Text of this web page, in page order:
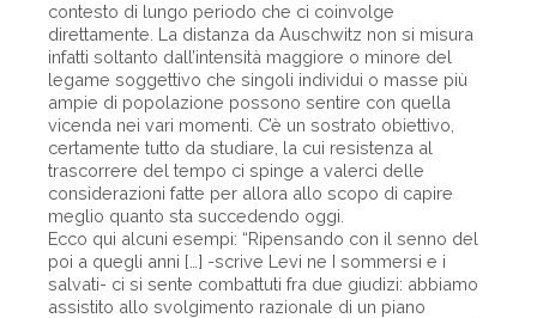
contesto di lungo periodo che ci coinvolge
direttamente. La distanza da Auschwitz non si misura
infatti soltanto dall’intensità maggiore o minore del
legame soggettivo che singoli individui o masse più
ampie di popolazione possono sentire con quella
vicenda nei vari momenti. C’è un sostrato obiettivo,
certamente tutto da studiare, la cui resistenza al
trascorrere del tempo ci spinge a valerci delle
considerazioni fatte per allora allo scopo di capire
meglio quanto sta succedendo oggi.
Ecco qui alcuni esempi: “Ripensando con il senno del
poi a quegli anni […] -scrive Levi ne I sommersi e i
salvati- ci si sente combattuti fra due giudizi: abbiamo
assistito allo svolgimento razionale di un piano